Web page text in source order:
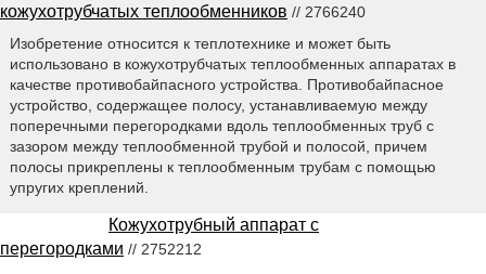
кожухотрубчатых теплообменников // 2766240
Изобретение относится к теплотехнике и может быть
использовано в кожухотрубчатых теплообменных аппаратах в
качестве противобайпасного устройства. Противобайпасное
устройство, содержащее полосу, устанавливаемую между
поперечными перегородками вдоль теплообменных труб с
зазором между теплообменной трубой и полосой, причем
полосы прикреплены к теплообменным трубам с помощью
упругих креплений.
Кожухотрубный аппарат с
перегородками // 2752212